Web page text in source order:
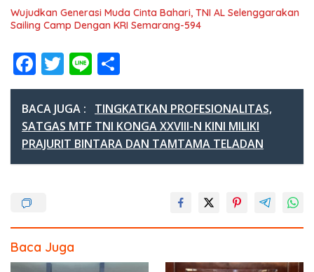
Wujudkan Generasi Muda Cinta Bahari, TNI AL Selenggarakan
Sailing Camp Dengan KRI Semarang-594
F
ac
e
b
o
T
w
itt
er
Li
n
e
h
ar
e
BACA JUGA :
TINGKATKAN PROFESIONALITAS,
SATGAS MTF TNI KONGA XXVIII-N KINI MILIKI
PRAJURIT BINTARA DAN TAMTAMA TELADAN
Baca Juga